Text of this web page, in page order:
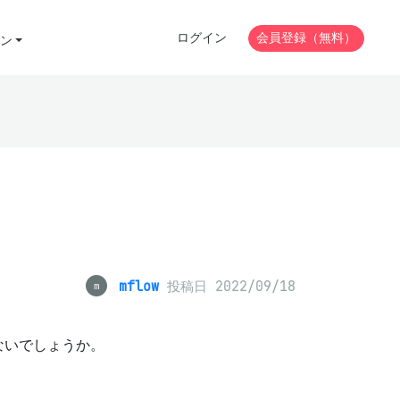
ログイン 会員登録（無料）
m mflow 投稿日 2022/09/18
でしょうか。